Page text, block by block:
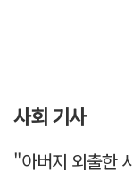
사회 기사